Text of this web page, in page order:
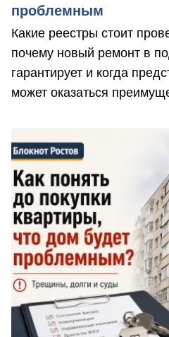
проблемным
Какие реестры стоит
почему новый ремонт в
гарантирует и когда
может оказаться